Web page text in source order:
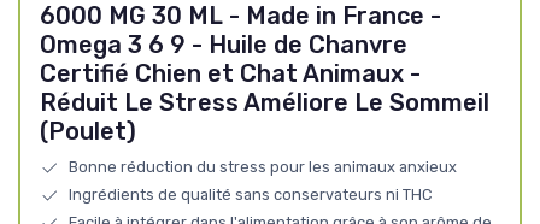
6000 MG 30 ML - Made in France -
Omega 3 6 9 - Huile de Chanvre
Certifié Chien et Chat Animaux -
Réduit Le Stress Améliore Le Sommeil
(Poulet)
Bonne réduction du stress pour les animaux anxieux
Ingrédients de qualité sans conservateurs ni THC